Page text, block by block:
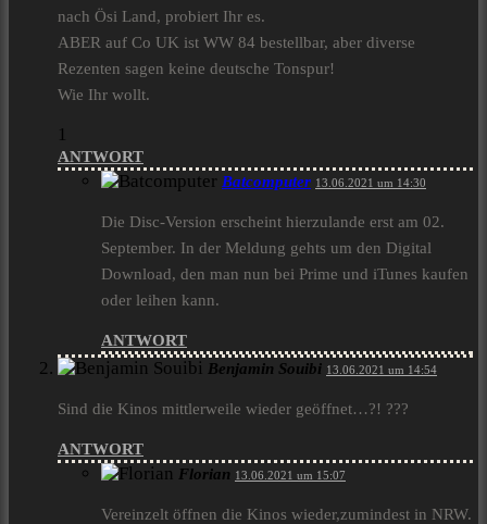
nach Ösi Land, probiert Ihr es.
ABER auf Co UK ist WW 84 bestellbar, aber diverse
Rezenten sagen keine deutsche Tonspur!
Wie Ihr wollt.
1
ANTWORT
Batcomputer 13.06.2021 um 14:30
Die Disc-Version erscheint hierzulande erst am 02.
September. In der Meldung gehts um den Digital
Download, den man nun bei Prime und iTunes kaufen
oder leihen kann.
ANTWORT
Benjamin Souibi 13.06.2021 um 14:54
Sind die Kinos mittlerweile wieder geöffnet…?! ???
ANTWORT
Florian 13.06.2021 um 15:07
Vereinzelt öffnen die Kinos wieder,zumindest in NRW.